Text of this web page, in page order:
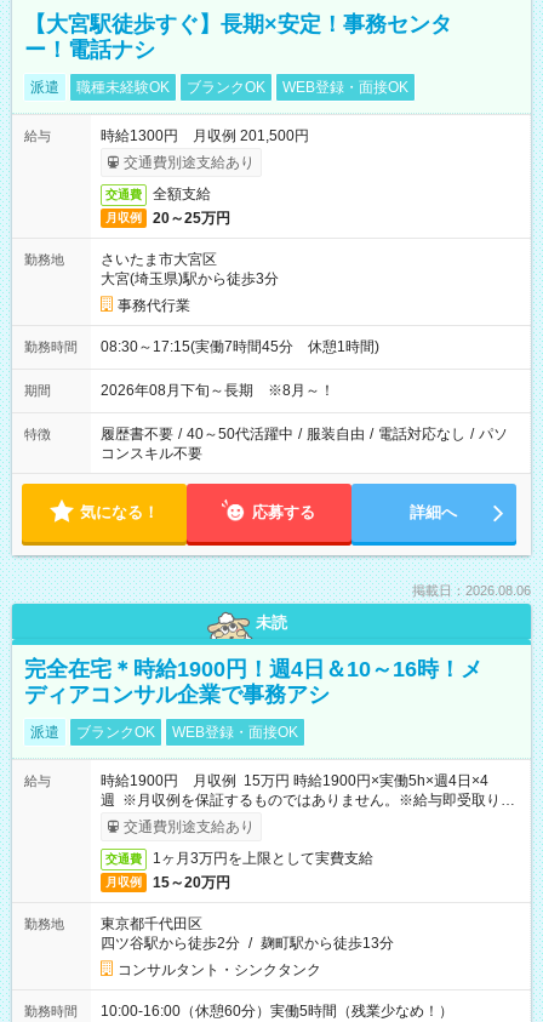
【大宮駅徒歩すぐ】長期×安定！事務センタ
ー！電話ナシ
派遣 職種未経験OK ブランクOK WEB登録・面接OK
給与
時給1300円 月収例 201,500円
交通費別途支給あり
交通費 全額支給
月収例 20～25万円
勤務地
さいたま市大宮区
大宮(埼玉県)駅から徒歩3分
事務代行業
勤務時間 08:30～17:15(実働7時間45分 休憩1時間)
期間 2026年08月下旬～長期 ※8月～！
特徴 履歴書不要 / 40～50代活躍中 / 服装自由 / 電話対応なし / パソ
コンスキル不要
気になる！ 応募する 詳細へ
掲載日：2026.08.06
未読
完全在宅＊時給1900円！週4日＆10～16時！メ
ディアコンサル企業で事務アシ
派遣 ブランクOK WEB登録・面接OK
給与
時給1900円 月収例 15万円 時給1900円×実働5h×週4日×4
週 ※月収例を保証するものではありません。※給与即受取りサ
ービス利用可（利用条件有）
交通費別途支給あり
交通費 1ヶ月3万円を上限として実費支給
月収例 15～20万円
勤務地
東京都千代田区
四ツ谷駅から徒歩2分 / 麹町駅から徒歩13分
コンサルタント・シンクタンク
勤務時間 10:00-16:00（休憩60分）実働5時間（残業少なめ！）